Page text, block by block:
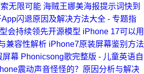
无限可能 海贼王娜美海报提示词快到
闪退原因及解决方法大全 - 专题指
会持续领先开源模型 iPhone 17可以用
兼容性解析 iPhone7原装屏幕鉴别方法
屏幕 Phonicsong歌完整版 - 儿童英语自
震动声音怪怪的？原因分析与解决